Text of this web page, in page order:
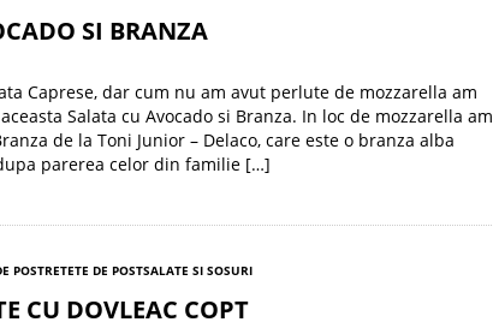
SI BRANZA
Caprese, dar cum nu am avut perlute de mozzarella am
Salata cu Avocado si Branza. In loc de mozzarella am
de la Toni Junior – Delaco, care este o branza alba
parerea celor din familie […]
POSTRETETE DE POSTSALATE SI SOSURI
CU DOVLEAC COPT